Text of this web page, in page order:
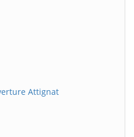
Attignat